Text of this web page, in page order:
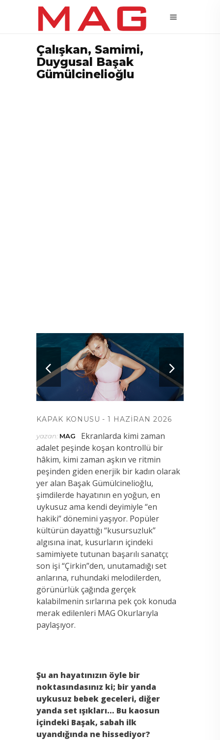
Çalışkan, Samimi,
Duygusal Başak
Gümülcinelioğlu
KAPAK KONUSU 1 HAZIRAN 2026
yazan: MAG
Ekranlarda kimi zaman
adalet peşinde koşan kontrollü bir
hâkim, kimi zaman aşkın ve ritmin
peşinden giden enerjik bir kadın olarak
yer alan Başak Gümülcinelioğlu,
şimdilerde hayatının en yoğun, en
uykusuz ama kendi deyimiyle “en
hakiki” dönemini yaşıyor. Popüler
kültürün dayattığı “kusursuzluk”
algısına inat, kusurların içindeki
samimiyete tutunan başarılı sanatçı;
son işi “Çirkin”den, unutamadığı set
anlarına, ruhundaki melodilerden,
görünürlük çağında gerçek
kalabilmenin sırlarına pek çok konuda
merak edilenleri MAG Okurlarıyla
paylaşıyor.
Şu an hayatınızın öyle bir
noktasındasınız ki; bir yanda
uykusuz bebek geceleri, diğer
yanda set ışıkları… Bu kaosun
içindeki Başak, sabah ilk
uyandığında ne hissediyor?